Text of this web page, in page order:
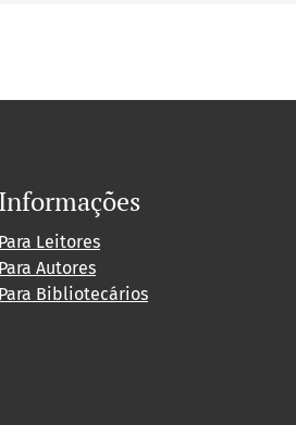
Informações
Para Leitores
Para Autores
Para Bibliotecários